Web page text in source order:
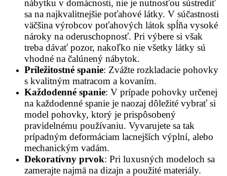
nábytku v domácnosti, nie je nutnosťou sústrediť
sa na najkvalitnejšie poťahové látky. V súčastnosti
väčšina výrobcov poťahových látok spĺňa vysoké
nároky na oderuschopnosť. Pri výbere si však
treba dávať pozor, nakoľko nie všetky látky sú
vhodné na čalúnený nábytok.
Príležitostné spanie: Zvážte rozkladacie pohovky
s kvalitným matracom a kovaním.
Každodenné spanie: V prípade pohovky určenej
na každodenné spanie je naozaj dôležité vybrať si
model pohovky, ktorý je prispôsobený
pravidelnému používaniu. Vyvarujete sa tak
prípadným deformáciam lacnejších výplní, alebo
mechanickým vadám.
Dekoratívny prvok: Pri luxusných modeloch sa
zamerajte najmä na dizajn a použité materiály.